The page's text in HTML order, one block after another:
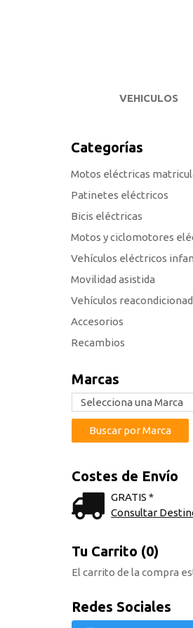
VEHICULOS
Categorías
Motos eléctricas
Patinetes eléctricos
Bicis eléctricas
Motos y ciclomotores
Vehículos eléctricos
Movilidad asistida
Vehículos
Accesorios
Recambios
Marcas
Costes de Envío
GRATIS *
Consultar
Tu Carrito (0)
El carrito de la compra
Redes Sociales